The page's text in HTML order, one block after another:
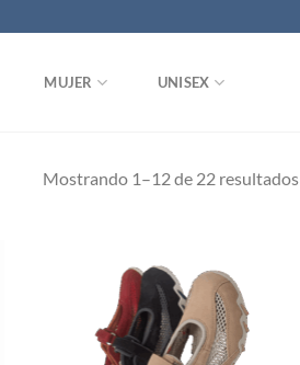
MUJER UNISEX
Mostrando 1–12 de 22 resultados
Add to
wishlist